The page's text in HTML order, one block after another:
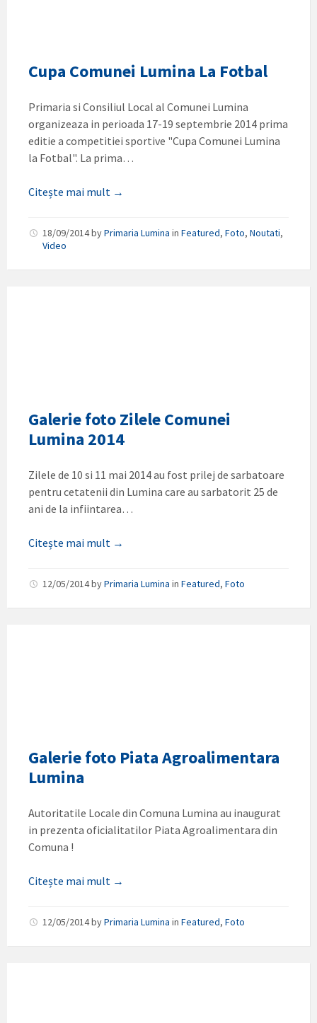
Cupa Comunei Lumina La Fotbal
Primaria si Consiliul Local al Comunei Lumina
organizeaza in perioada 17-19 septembrie 2014 prima
editie a competitiei sportive "Cupa Comunei Lumina
la Fotbal". La prima…
Citește mai mult →
18/09/2014byPrimaria Lumina in Featured, Foto, Noutati,
Video
Galerie foto Zilele Comunei
Lumina 2014
Zilele de 10 si 11 mai 2014 au fost prilej de sarbatoare
pentru cetatenii din Lumina care au sarbatorit 25 de
ani de la infiintarea…
Citește mai mult →
12/05/2014byPrimaria Lumina in Featured, Foto
Galerie foto Piata Agroalimentara
Lumina
Autoritatile Locale din Comuna Lumina au inaugurat
in prezenta oficialitatilor Piata Agroalimentara din
Comuna !
Citește mai mult →
12/05/2014byPrimaria Lumina in Featured, Foto